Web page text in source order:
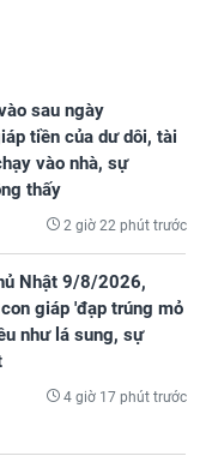
sau ngày
tiền của dư dôi, tài
vào nhà, sự
thấy
2 giờ 22 phút trước
Nhật 9/8/2026,
giáp 'đạp trúng mỏ
như lá sung, sự
4 giờ 17 phút trước